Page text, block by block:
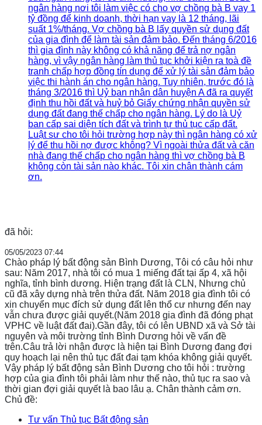
ngân hàng nơi tôi làm việc có cho vợ chồng bà B vay 1
tỷ đồng để kinh doanh, thời hạn vay là 12 tháng, lãi
suất 1%/tháng. Vợ chồng bà B lấy quyền sử dụng đất
của gia đình để làm tài sản đảm bảo. Đến tháng 6/2016
thì gia đình này không có khả năng để trả nợ ngân
hàng, vì vậy ngân hàng làm thủ tục khởi kiện ra toà đề
tranh chấp hợp đồng tín dụng để xử lý tài sản đảm bảo
việc thi hành án cho ngân hàng. Tuy nhiên, trước đó là
tháng 3/2016 thì Uỷ ban nhân dân huyện A đã ra quyết
định thu hồi đất và huỷ bỏ Giấy chứng nhận quyền sử
dụng đất đang thế chấp cho ngân hàng. Lý do là Uỷ
ban cấp sai diện tích đất và trình tự thủ tục cấp đất.
Luật sư cho tôi hỏi trường hợp này thì ngân hàng có xử
lý để thu hồi nợ được không? Vì ngoài thửa đất và căn
nhà đang thế chấp cho ngân hàng thì vợ chồng bà B
không còn tài sản nào khác. Tôi xin chân thành cám
ơn.
đã hỏi:
05/05/2023 07:44
Chào pháp lý bất động sản Bình Dương, Tôi có câu hỏi như
sau: Năm 2017, nhà tôi có mua 1 miếng đất tại ấp 4, xã hội
nghĩa, tỉnh bình dương. Hiện trạng đất là CLN, Nhưng chủ
cũ đã xây dựng nhà trên thửa đất. Năm 2018 gia đình tôi có
xin chuyển mục đích sử dụng đất lên thổ cư nhưng đến nay
vẫn chưa được giải quyết.(Năm 2018 gia đình đã đóng phạt
VPHC về luật đất đai).Gần đây, tôi có lên UBND xã và Sở tài
nguyên và môi trường tỉnh Bình Dương hỏi về vấn đề
trên.Câu trả lời nhận được là hiện tại Bình Dương đang đợi
quy hoạch lại nên thủ tục đất đai tạm khóa không giải quyết.
Vậy pháp lý bất động sản Bình Dương cho tôi hỏi : trường
hợp của gia đình tôi phải làm như thế nào, thủ tục ra sao và
thời gian đợi giải quyết là bao lâu ạ. Chân thành cảm ơn.
Chủ đề:
Tư vấn Thủ tục Bất động sản